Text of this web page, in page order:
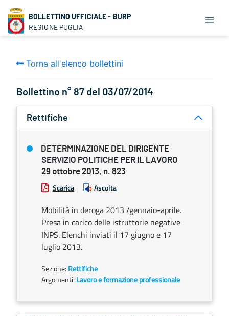
BOLLETTINO UFFICIALE - BURP
REGIONE PUGLIA
Torna all'elenco bollettini
Bollettino n° 87 del 03/07/2014
Rettifiche
DETERMINAZIONE DEL DIRIGENTE
SERVIZIO POLITICHE PER IL LAVORO
29 ottobre 2013, n. 823
Scarica Ascolta
Mobilità in deroga 2013 /gennaio-aprile.
Presa in carico delle istruttorie negative
INPS. Elenchi inviati il 17 giugno e 17
luglio 2013.
Sezione: Rettifiche
Argomenti: Lavoro e formazione professionale